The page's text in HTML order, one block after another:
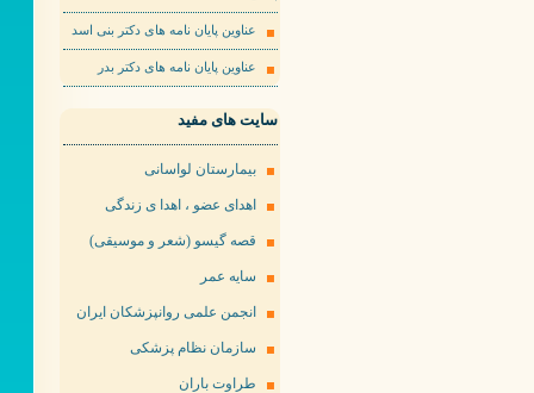
عناوین پایان نامه های دکتر بنی اسد
عناوین پایان نامه های دکتر بدر
سایت های مفید
بیمارستان لواسانی
اهدای عضو ، اهدا ی زندگی
قصه گیسو (شعر و موسیقی)
سایه عمر
انجمن علمی روانپزشکان ایران
سازمان نظام پزشکی
طراوت باران